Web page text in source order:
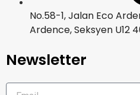
No.58-1, Jalan Eco
Ardence, Seksyen U12
Newsletter